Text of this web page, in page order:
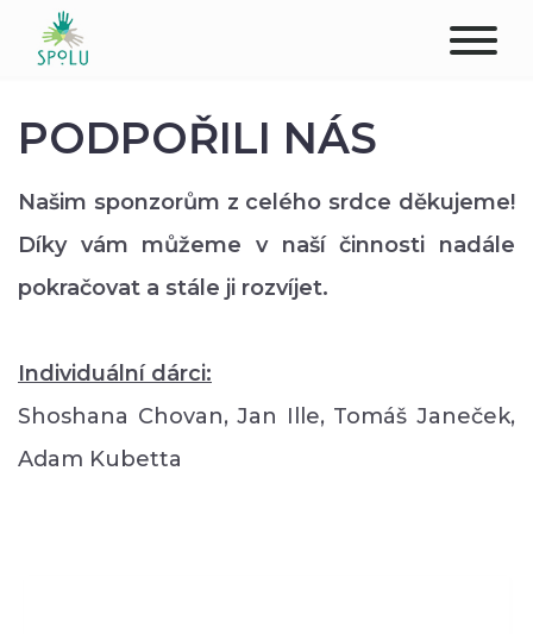
PODPOŘTE NÁS
PŮSOBIŠTĚ
PROFESIONÁLOVÉ
PODPOŘILI NÁS
Našim sponzorům z celého srdce děkujeme!
Díky vám můžeme v naší činnosti nadále
pokračovat a stále ji rozvíjet.
Individuální dárci:
Shoshana Chovan, Jan Ille, Tomáš Janeček,
Adam Kubetta